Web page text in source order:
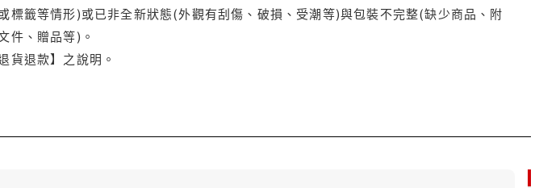
標籤等情形)或已非全新狀態(外觀有刮傷、破損、受潮等)與包裝不完整(缺少商品、附
件、贈品等)。
退款】之說明。